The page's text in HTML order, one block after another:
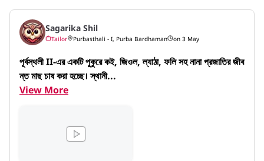
Sagarika Shil
Tailor Purbasthali - I, Purba Bardhaman on 3 May
পূর্বস্থলী II-এর একটি পুকুরে কই, জিওল, ল্যাঠা, ফলি সহ নানা প্রজাতির জীব
ন্ত মাছ চাষ করা হচ্ছে। স্থানী...
View More